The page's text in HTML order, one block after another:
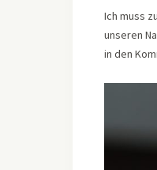
Ich muss
unseren
in den